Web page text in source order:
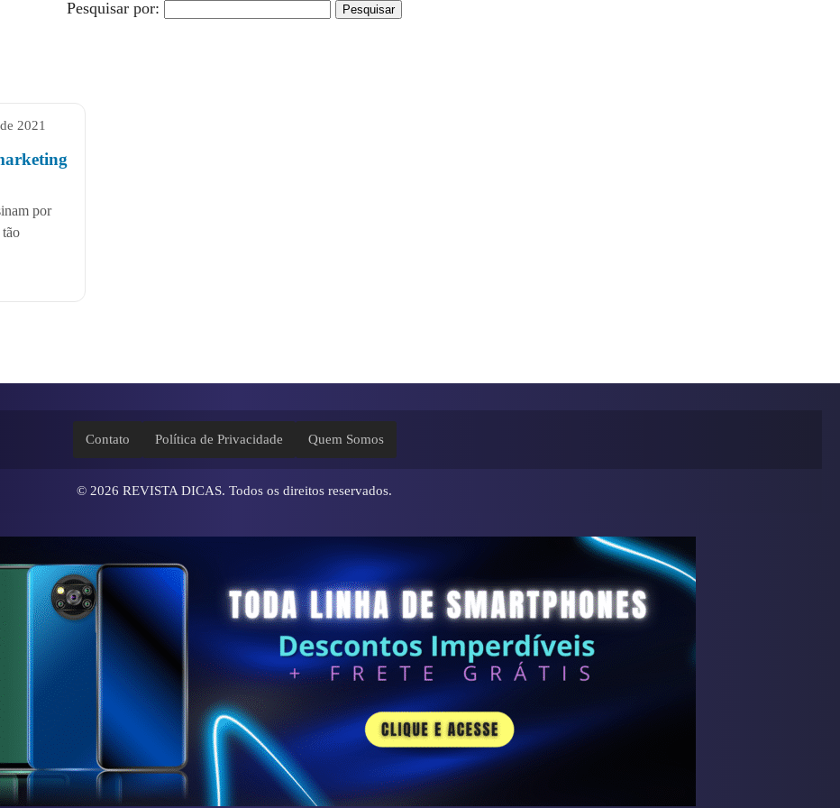
Pesquisar por:
2021
por
Contato Política de Privacidade Quem Somos
© 2026 REVISTA DICAS. Todos os direitos reservados.